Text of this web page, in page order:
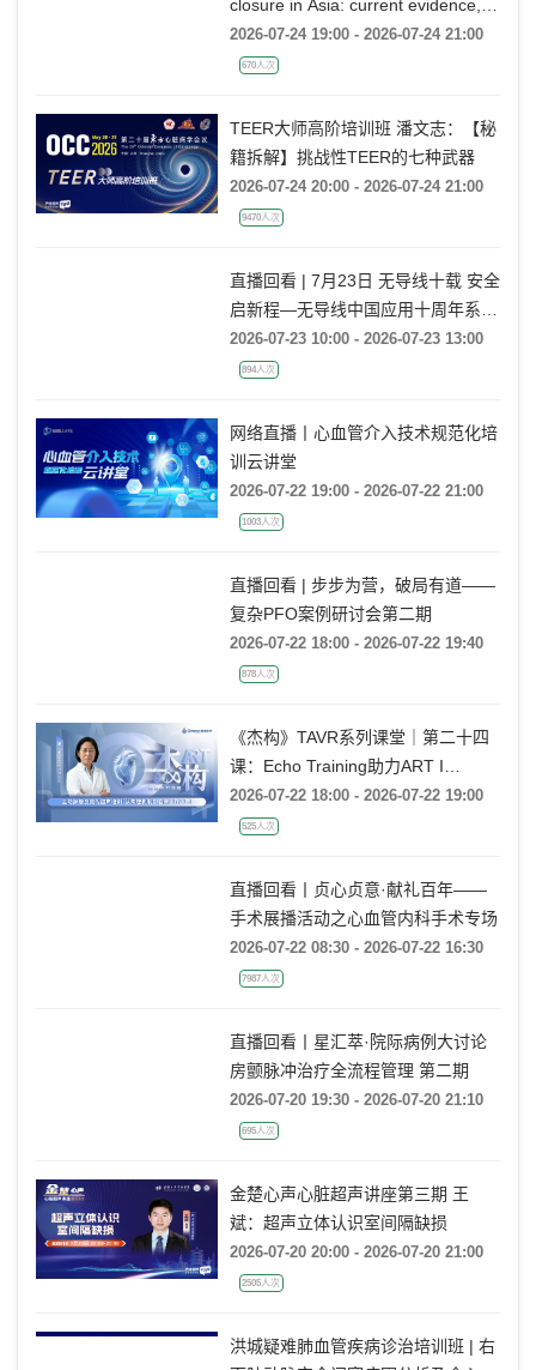
closure in Asia: current evidence,
directions
670人次
TEER大师高阶培训班 潘文志：【秘
籍拆解】挑战性TEER的七种武器
9470人次
直播回看 | 7月23日 无导线十载 安全
启新程—无导线中国应用十周年系列
894人次
网络直播丨心血管介入技术规范化培
训云讲堂
1003人次
直播回看 | 步步为营，破局有道——
复杂PFO案例研讨会第二期
878人次
《杰构》TAVR系列课堂｜第二十四
课：Echo Training助力ART I
流的超声培训：从病理机制到临床诊
525人次
直播回看丨贞心贞意·献礼百年——
手术展播活动之心血管内科手术专场
7987人次
直播回看丨星汇萃·院际病例大讨论
房颤脉冲治疗全流程管理 第二期
695人次
金楚心声心脏超声讲座第三期 王
斌：超声立体认识室间隔缺损
2505人次
洪城疑难肺血管疾病诊治培训班 | 右